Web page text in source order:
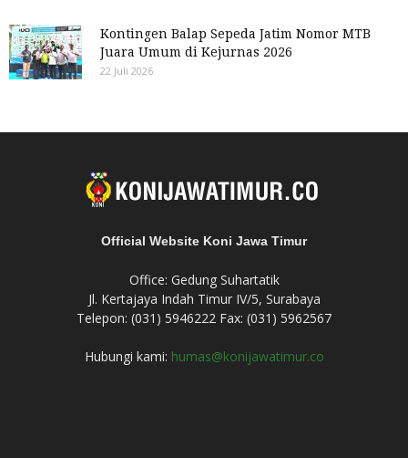
Kontingen Balap Sepeda Jatim Nomor MTB
Juara Umum di Kejurnas 2026
22 Juli 2026
Official Website Koni Jawa Timur
Office: Gedung Suhartatik
Jl. Kertajaya Indah Timur IV/5, Surabaya
Telepon: (031) 5946222 Fax: (031) 5962567
Hubungi kami: humas@konijawatimur.co